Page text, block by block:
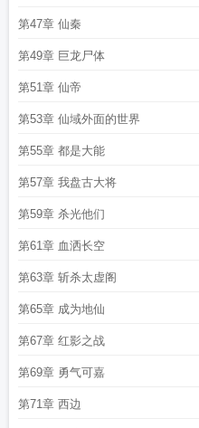
第47章 仙秦
第49章 巨龙尸体
第51章 仙帝
第53章 仙域外面的世界
第55章 都是大能
第57章 我盘古大将
第59章 杀光他们
第61章 血洒长空
第63章 斩杀太虚阁
第65章 成为地仙
第67章 红影之战
第69章 勇气可嘉
第71章 西边